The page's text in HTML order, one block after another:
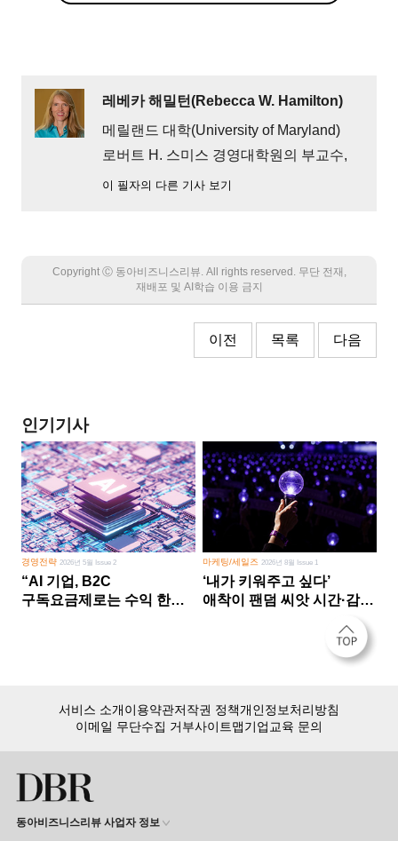
레베카 해밀턴(Rebecca W. Hamilton)
메릴랜드 대학(University of Maryland)
로버트 H. 스미스 경영대학원의 부교수,
이 필자의 다른 기사 보기
Copyright Ⓒ 동아비즈니스리뷰. All rights reserved. 무단 전재,
재배포 및 AI학습 이용 금지
이전 목록 다음
인기기사
경영전략 2026년 5월 Issue 2
“AI 기업, B2C
구독요금제로는 수익 한계
마케팅/세일즈 2026년 8월 Issue 1
‘내가 키워주고 싶다’
애착이 팬덤 씨앗 시간·감정
서비스 소개이용약관저작권 정책개인정보처리방침
이메일 무단수집 거부사이트맵기업교육 문의
동아비즈니스리뷰 사업자 정보